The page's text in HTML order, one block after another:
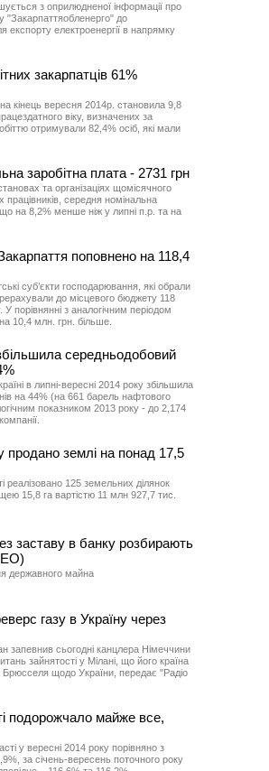
з оприлюдненої інформації про
"Закарпаттяобленерго" до
експорту електроенергії в напрямку
закарпатців 61%
кінець вересня 2014р. становила 9,8
віку, визначених за
отримували 82,4% осіб, які мали
заробітна плата - 2731 грн
та організаціях щомісячного
середня номінальна
на 8,2% менше ніж у липні п.р. та на
поповнено на 118,4
суб’єкти господарювання, які обрали
до місцевого бюджету 118
порівнянні з аналогічним періодом
10,4 млн. грн. більше.
середньодобовий
в липні-вересні 2014 року збільшила
на 44% (на 661 барель нафтового
показником 2013 року - до 2,174
продано землі на понад 17,5
реалізовано 125 земельних ділянок
15,8 га вартістю 11 млн 927,7 тис.
заставу в банку розбирають
державного майна
газу в Україну через
запевнив сьогодні канцлера Німеччини
зайнятості у Мілані, що його країна
Брюсселя щодо України, передає "Радіо
подорожчало майже все,
у вересні 2014 року порівняно з
за січень-вересень поточного року